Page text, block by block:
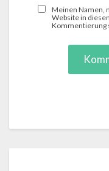
Meinen Namen,
Website in
Kommentierung